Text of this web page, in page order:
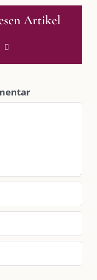
Artikel
WhatsApp zu erreichen.
der Stadt
Heimat